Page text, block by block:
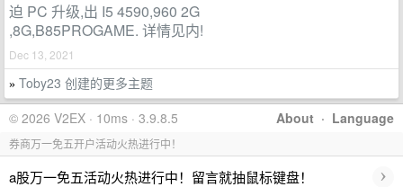
迫 PC 升级,出 I5 4590,960 2G
,8G,B85PROGAME. 详情见内!
Dec 13, 2021
» Toby23 创建的更多主题
About · Language
© 2026 V2EX · 10ms · 3.9.8.5
券商万一免五开户活动火热进行中！
a股万一免五活动火热进行中！留言就抽鼠标键盘！ ›